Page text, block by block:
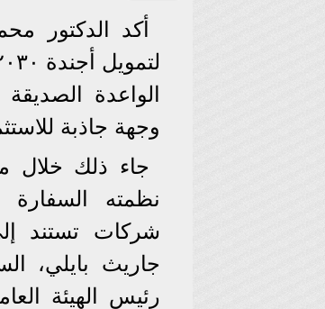
أكد الدكتور
الواعدة الصديقة
وجهة جاذبة
جاء ذلك خلال
نظمته السفارة
شركات تستند
جاريث بايلي،
رئيس الهيئة